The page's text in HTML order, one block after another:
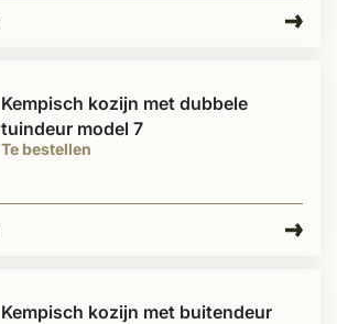
Te bestellen
Kempisch kozijn met dubbele
tuindeur model 7
Kempisch kozijn met buitendeur